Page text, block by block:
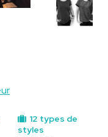
12 types de
styles